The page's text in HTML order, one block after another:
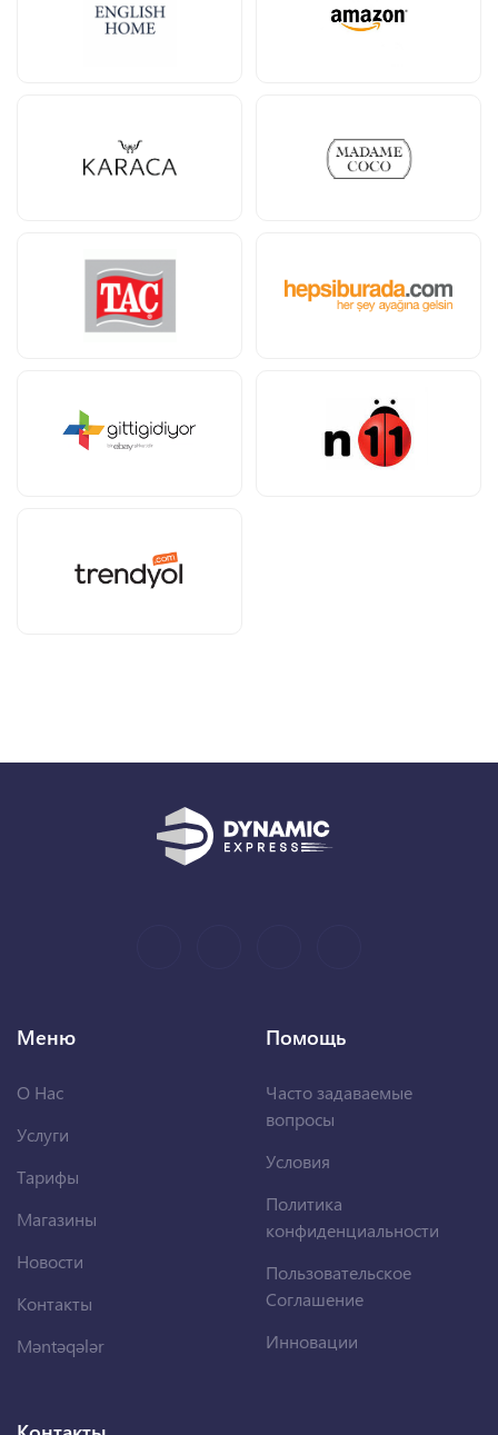
Меню
О Нас
Услуги
Тарифы
Магазины
Новости
Контакты
Məntəqələr
Помощь
Часто задаваемые
вопросы
Условия
Политика
конфиденциальности
Пользовательское
Соглашение
Инновации